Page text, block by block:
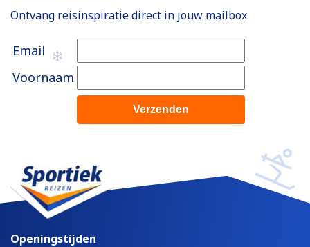
Ontvang reisinspiratie direct in jouw mailbox.
Email
Voornaam
Openingstijden